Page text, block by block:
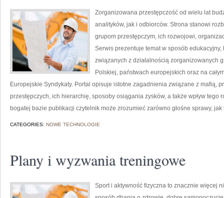
Zorganizowana przestępczość od wielu lat
analityków, jak i odbiorców. Strona stanowi
grupom przestępczym, ich rozwojowi,
Serwis prezentuje temat w sposób
związanych z działalnością zorganizowanych
Polskiej, państwach europejskich oraz na
Europejskie Syndykaty. Portal opisuje istotne zagadnienia związane z mafią,
przestępczych, ich hierarchię, sposoby osiągania zysków, a także wpływ tego
bogatej bazie publikacji czytelnik może zrozumieć zarówno głośne sprawy, jak
CATEGORIES: NOWE TECHNOLOGIE
Plany i wyzwania treningowe
Sport i aktywność fizyczna to znacznie więcej